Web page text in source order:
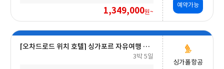
1,349,000원~
예약가능
[오차드로드 위치 호텔] 싱가포르 자유여행 5일 #조식포함 #오전출발
3박 5일
싱가폴항공